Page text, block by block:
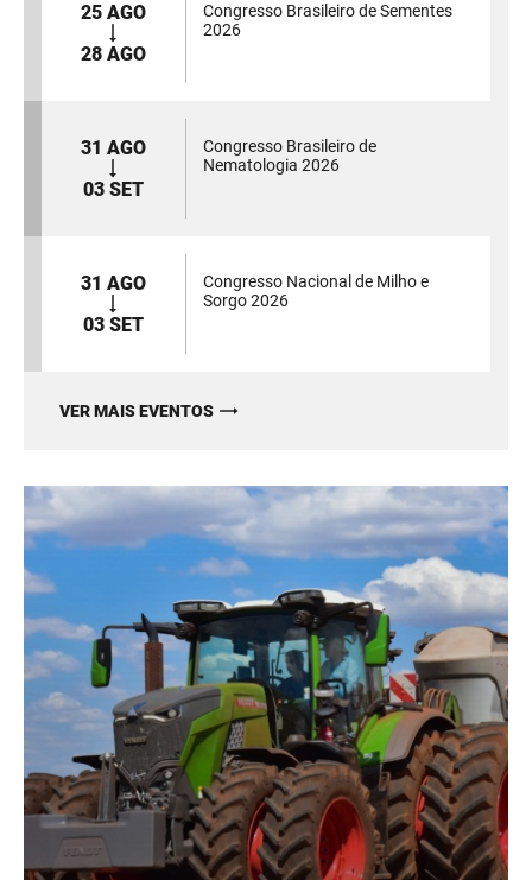
25 AGO
28 AGO
Congresso Brasileiro de Sementes
2026
31 AGO
03 SET
Congresso Brasileiro de
Nematologia 2026
31 AGO
03 SET
Congresso Nacional de Milho e
Sorgo 2026
VER MAIS EVENTOS